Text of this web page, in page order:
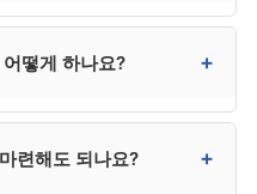
입니다. 법무사는
.
떻게 하나요? +
니다. 본인은 신분증·통장
련해도 되나요? +